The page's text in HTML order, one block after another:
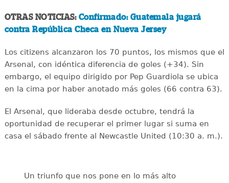
OTRAS NOTICIAS: Confirmado: Guatemala jugará
contra República Checa en Nueva Jersey
Los citizens alcanzaron los 70 puntos, los mismos que el
Arsenal, con idéntica diferencia de goles (+34). Sin
embargo, el equipo dirigido por Pep Guardiola se ubica
en la cima por haber anotado más goles (66 contra 63).
El Arsenal, que lideraba desde octubre, tendrá la
oportunidad de recuperar el primer lugar si suma en
casa el sábado frente al Newcastle United (10:30 a. m.).
Un triunfo que nos pone en lo más alto